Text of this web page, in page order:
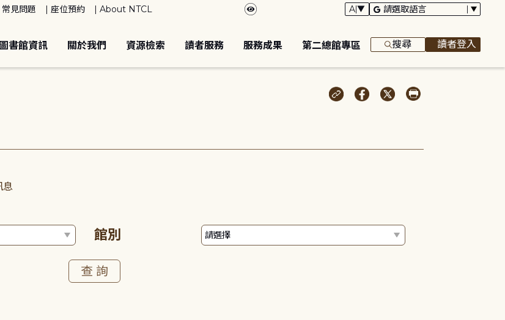
常見問題 座位預約 About NTCL
圖書館資訊 關於我們 資源檢索 讀者服務 服務成果 第二總館專區 搜尋 讀者登入
息
館別